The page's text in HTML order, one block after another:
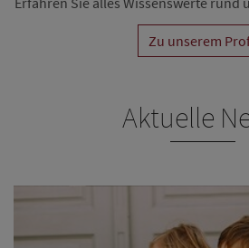
Zu unserem
Aktuelle